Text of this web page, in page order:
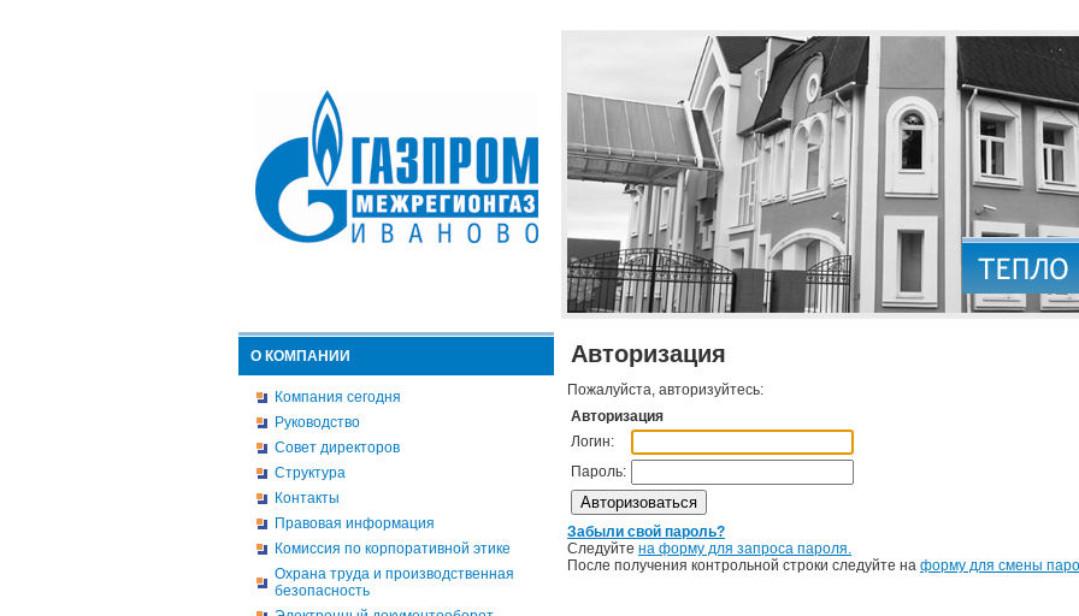
О КОМПАНИИ
Компания сегодня
Руководство
Совет директоров
Структура
Контакты
Правовая информация
Комиссия по корпоративной этике
Охрана труда и производственная
безопасность
Авторизация
Пожалуйста, авторизуйтесь:
Авторизация
Логин:
Пароль:
Забыли свой пароль?
Следуйте на форму для запроса пароля.
После получения контрольной строки следуйте на форму для смены